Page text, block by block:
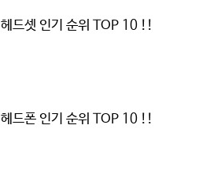
드셋 인기 순위 TOP 10 !!
드폰 인기 순위 TOP 10 !!